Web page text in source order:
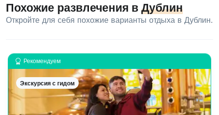
Похожие развлечения в Дублин
Откройте для себя похожие варианты отдыха в Дублин.
Рекомендуем
Экскурсия с гидом